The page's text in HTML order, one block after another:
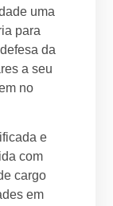
uma
para
da
a seu
no
e
com
cargo
em